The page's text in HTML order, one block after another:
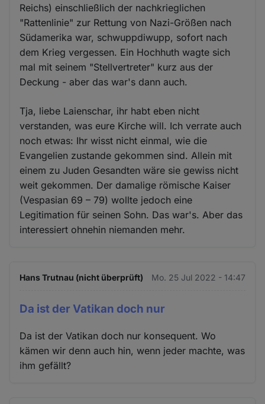
Reichs) einschließlich der nachkrieglichen
"Rattenlinie" zur Rettung von Nazi-Größen nach
Südamerika war, schwuppdiwupp, sofort nach
dem Krieg vergessen. Ein Hochhuth wagte sich
mal mit seinem "Stellvertreter" kurz aus der
Deckung - aber das war's dann auch.
Tja, liebe Laienschar, ihr habt eben nicht
verstanden, was eure Kirche will. Ich verrate auch
noch etwas: Ihr wisst nicht einmal, wie die
Evangelien zustande gekommen sind. Allein mit
einem zu Juden Gesandten wäre sie gewiss nicht
weit gekommen. Der damalige römische Kaiser
(Vespasian 69 – 79) wollte jedoch eine
Legitimation für seinen Sohn. Das war's. Aber das
interessiert ohnehin niemanden mehr.
Hans Trutnau (nicht überprüft) Mo. 25 Jul 2022 - 14:47
Da ist der Vatikan doch nur
Da ist der Vatikan doch nur konsequent. Wo
kämen wir denn auch hin, wenn jeder machte, was
ihm gefällt?